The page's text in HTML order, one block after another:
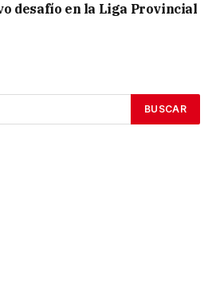
desafío en la Liga Provincial